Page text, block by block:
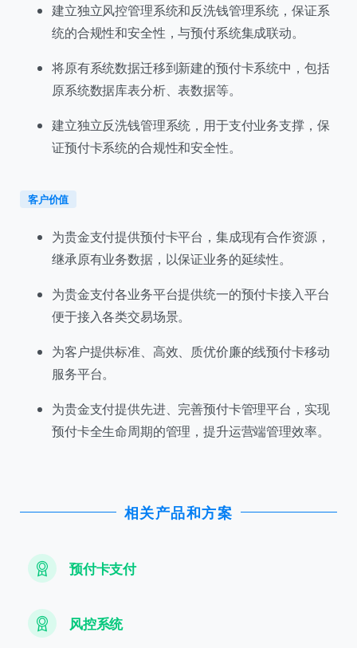
建立独立风控管理系统和反洗钱管理系统，保证系
统的合规性和安全性，与预付系统集成联动。
将原有系统数据迁移到新建的预付卡系统中，包括
原系统数据库表分析、表数据等。
建立独立反洗钱管理系统，用于支付业务支撑，保
证预付卡系统的合规性和安全性。
客户价值
为贵金支付提供预付卡平台，集成现有合作资源，
继承原有业务数据，以保证业务的延续性。
为贵金支付各业务平台提供统一的预付卡接入平台
便于接入各类交易场景。
为客户提供标准、高效、质优价廉的线预付卡移动
服务平台。
为贵金支付提供先进、完善预付卡管理平台，实现
预付卡全生命周期的管理，提升运营端管理效率。
相关产品和方案
预付卡支付
风控系统